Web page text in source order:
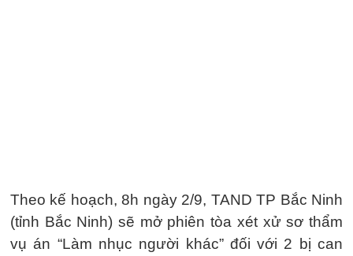
Theo kế hoạch, 8h ngày 2/9, TAND TP Bắc Ninh
(tỉnh Bắc Ninh) sẽ mở phiên tòa xét xử sơ thẩm
vụ án “Làm nhục người khác” đối với 2 bị can